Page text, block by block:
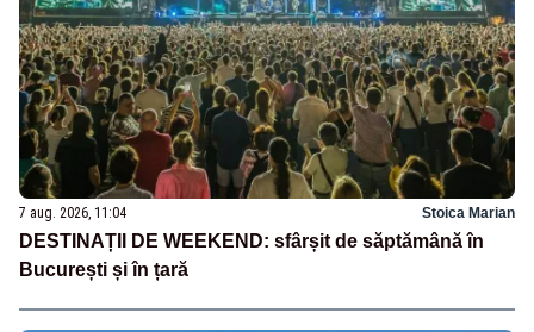
7 aug. 2026, 11:04 Stoica Marian
DESTINAȚII DE WEEKEND: sfârșit de săptămână în
București și în țară